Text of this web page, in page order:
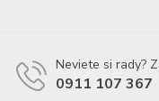
Neviete si rady?
0911 107 367